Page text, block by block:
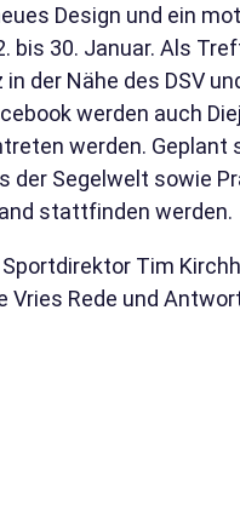
Design und ein
bis 30. Januar. Als
der Nähe des DSV
werden auch
werden.
der Segelwelt sowie
stattfinden werden.
Sportdirektor Tim
Vries Rede und